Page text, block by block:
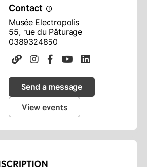
Contact
Musée Electropolis
55, rue du Pâturage
0389324850
Send a message
View events